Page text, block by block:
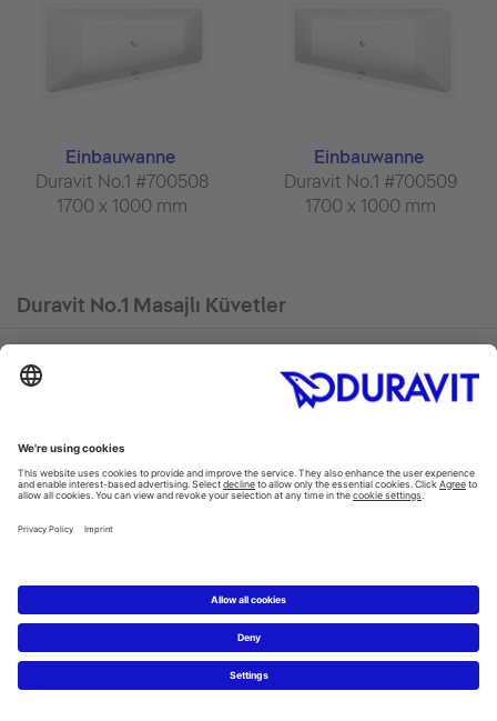
Einbauwanne
Duravit No.1 #700508
1700 x 1000 mm
Einbauwanne
Duravit No.1 #700509
1700 x 1000 mm
Duravit No.1 Masajlı Küvetler